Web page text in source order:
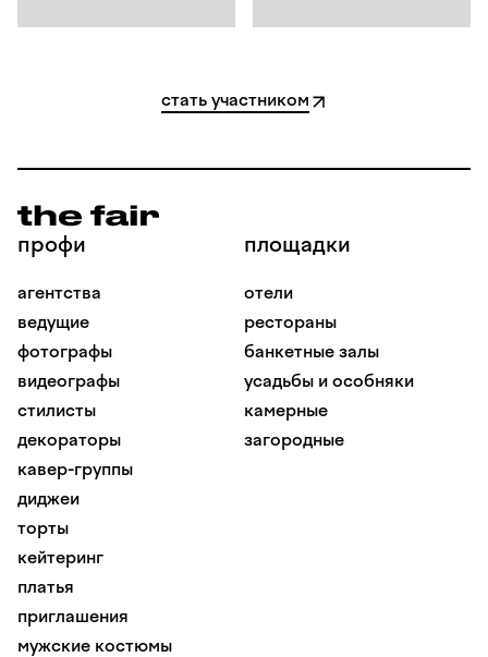
стать участником
профи
агентства
ведущие
фотографы
видеографы
стилисты
декораторы
кавер-группы
диджеи
торты
кейтеринг
платья
приглашения
мужские костюмы
площадки
отели
рестораны
банкетные залы
усадьбы и особняки
камерные
загородные